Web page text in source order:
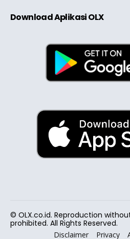
Download Aplikasi OLX
© OLX.co.id. Reproduction
prohibited. All Rights Reserved.
Disclaimer Privacy